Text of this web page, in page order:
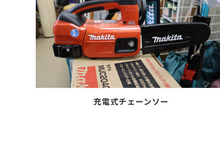
充電式チェーンソー